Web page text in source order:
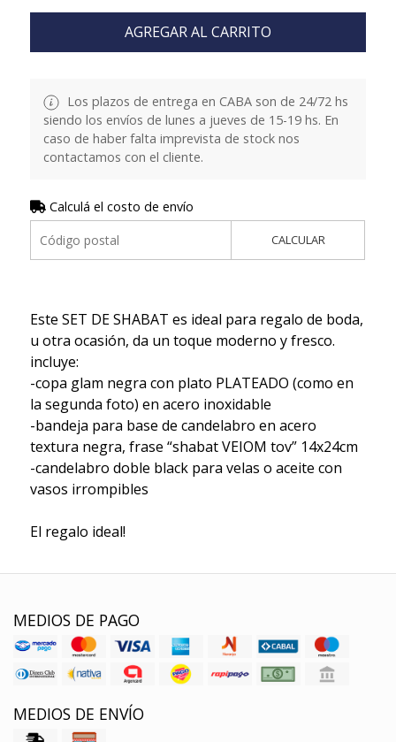
AGREGAR AL CARRITO
Los plazos de entrega en CABA son de 24/72 hs
siendo los envíos de lunes a jueves de 15-19 hs. En
caso de haber falta imprevista de stock nos
contactamos con el cliente.
Calculá el costo de envío
CALCULAR
Este SET DE SHABAT es ideal para regalo de boda,
u otra ocasión, da un toque moderno y fresco.
incluye:
-copa glam negra con plato PLATEADO (como en
la segunda foto) en acero inoxidable
-bandeja para base de candelabro en acero
textura negra, frase “shabat VEIOM tov” 14x24cm
-candelabro doble black para velas o aceite con
vasos irrompibles
El regalo ideal!
MEDIOS DE PAGO
MEDIOS DE ENVÍO